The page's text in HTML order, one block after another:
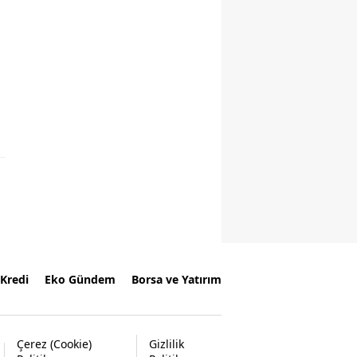
Kredi Eko Gündem Borsa ve Yatırım
Çerez (Cookie)
Gizlilik